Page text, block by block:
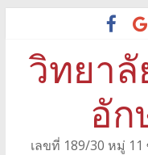
contentวิทยาลั
อัก
เลขที่ 189/30 หมู่